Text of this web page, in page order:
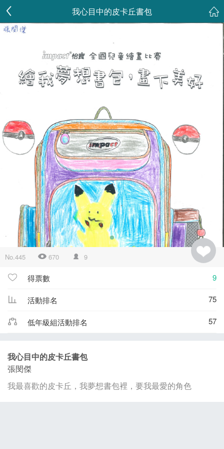
我心目中的皮卡丘書包
No.445 670 9
得票數 9
活動排名 75
低年級組活動排名 57
我心目中的皮卡丘書包
張閔傑
我最喜歡的皮卡丘，我夢想書包裡，要我最愛的角色